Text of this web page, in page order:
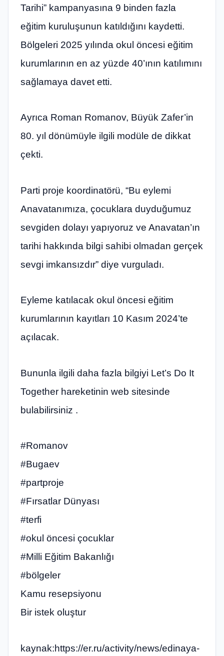
Tarihi” kampanyasına 9 binden fazla
eğitim kuruluşunun katıldığını kaydetti.
Bölgeleri 2025 yılında okul öncesi eğitim
kurumlarının en az yüzde 40’ının katılımını
sağlamaya davet etti.
Ayrıca Roman Romanov, Büyük Zafer’in
80. yıl dönümüyle ilgili modüle de dikkat
çekti.
Parti proje koordinatörü, “Bu eylemi
Anavatanımıza, çocuklara duyduğumuz
sevgiden dolayı yapıyoruz ve Anavatan’ın
tarihi hakkında bilgi sahibi olmadan gerçek
sevgi imkansızdır” diye vurguladı.
Eyleme katılacak okul öncesi eğitim
kurumlarının kayıtları 10 Kasım 2024’te
açılacak.
Bununla ilgili daha fazla bilgiyi Let’s Do It
Together hareketinin web sitesinde
bulabilirsiniz .
#Romanov
#Bugaev
#partproje
#Fırsatlar Dünyası
#terfi
#okul öncesi çocuklar
#Milli Eğitim Bakanlığı
#bölgeler
Kamu resepsiyonu
Bir istek oluştur
kaynak:https://er.ru/activity/news/edinaya-